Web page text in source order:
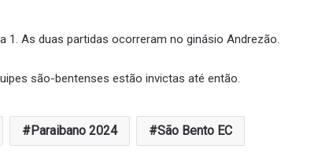
1. As duas partidas ocorreram no ginásio Andrezão.
são-bentenses estão invictas até então.
Paraibano 2024 São Bento EC